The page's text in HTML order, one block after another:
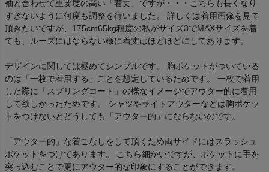
袖と合わせて重要度の高い「着丈」ですが・・・こちらも長くなり
すぎないように何度も調整を行いました。 詳しくは着用画像を見て
頂きたいですが、175cm65kg程度の私がサイズ3でMAXサイズを着
ても、ルーズにはならない様に着丈はほどほどにしてあります。
デザインに関しては極めてシンプルです。 胸ポケットがついている
のは「一枚で着用する」ことを想定しているためです。 一枚で着用
した際に「スプリングコート」の様なイメージでアウター的に着用
して欲しかったためです。 シャツやライトアウターなどは胸ポケッ
トをつけないとどうしても「アウター的」にならないのです。
「アウター的」な着こなしをして頂くため両サイドにはスラッシュ
ポケットをつけてあります。 こちら細かいですが、ポケットに手を
突っ込むことで更にアウター的な印象にすることができます。